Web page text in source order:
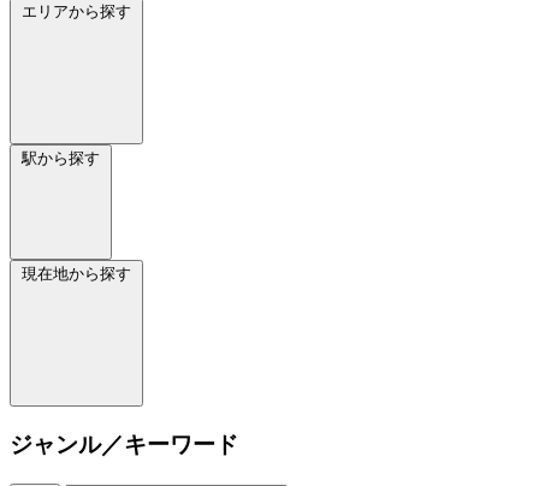
エリアから探す
駅から探す
現在地から探す
ジャンル／キーワード